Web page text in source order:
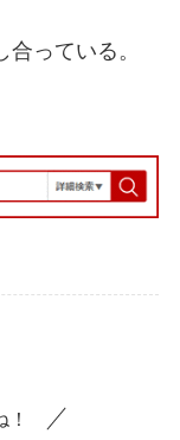
っている。